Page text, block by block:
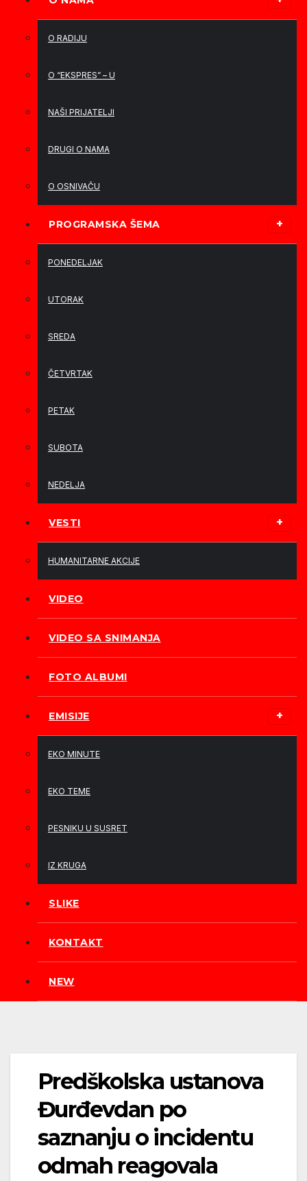
O RADIJU
O “EKSPRES” – U
NAŠI PRIJATELJI
DRUGI O NAMA
O OSNIVAČU
PROGRAMSKA ŠEMA
PONEDELJAK
UTORAK
SREDA
ČETVRTAK
PETAK
SUBOTA
NEDELJA
VESTI
HUMANITARNE AKCIJE
VIDEO
VIDEO SA SNIMANJA
FOTO ALBUMI
EMISIJE
EKO MINUTE
EKO TEME
PESNIKU U SUSRET
IZ KRUGA
SLIKE
KONTAKT
NEW
Predškolska ustanova
Đurđevdan po
saznanju o incidentu
odmah reagovala